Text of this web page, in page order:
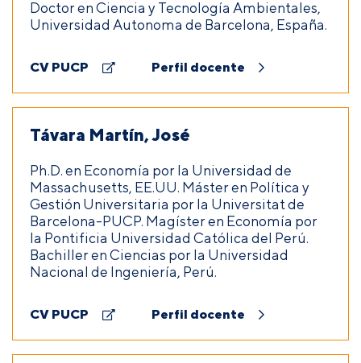
Doctor en Ciencia y Tecnología Ambientales,
Universidad Autonoma de Barcelona, España.
CV PUCP Perfil docente
Távara Martín, José
Ph.D. en Economía por la Universidad de
Massachusetts, EE.UU. Máster en Política y
Gestión Universitaria por la Universitat de
Barcelona-PUCP. Magíster en Economía por
la Pontificia Universidad Católica del Perú.
Bachiller en Ciencias por la Universidad
Nacional de Ingeniería, Perú.
CV PUCP Perfil docente